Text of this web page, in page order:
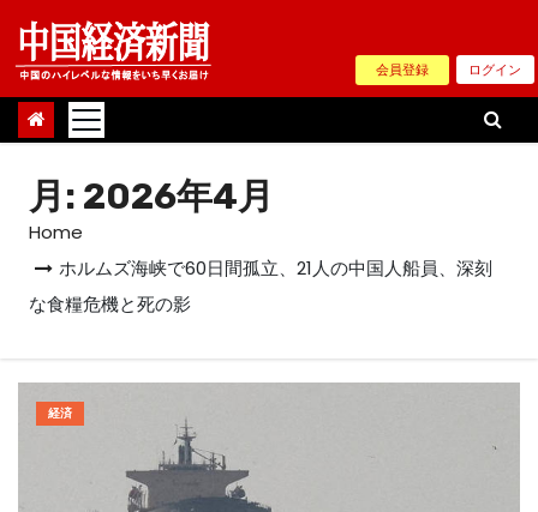
Skip
content
会員登録 ログイン
月: 2026年4月
Home
ホルムズ海峡で60日間孤立、21人の中国人船員、深刻
な食糧危機と死の影
経済